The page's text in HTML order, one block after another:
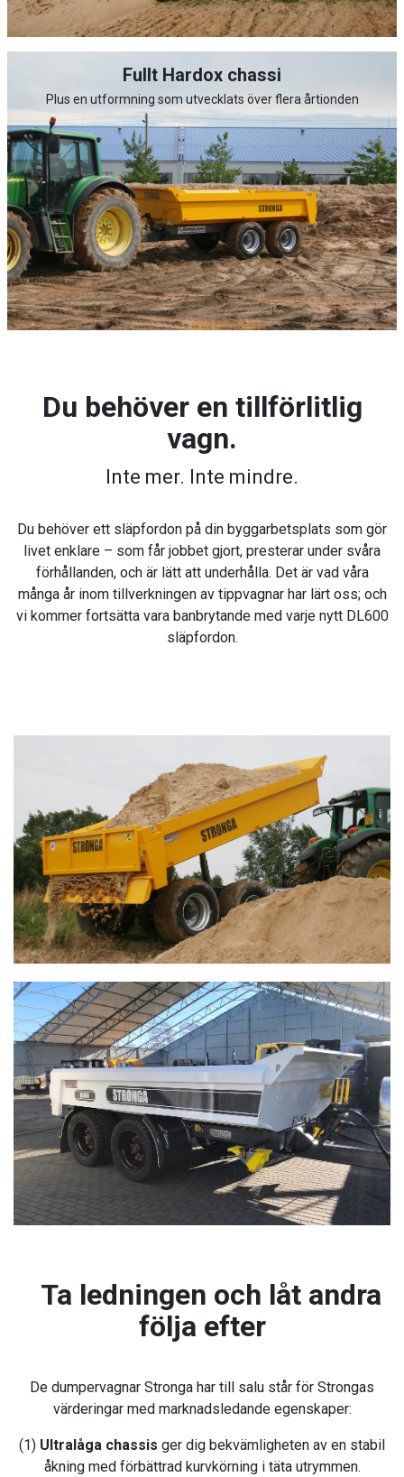
Fullt Hardox chassi
Plus en utformning som utvecklats över flera årtionden
Du behöver en tillförlitlig
vagn.
Inte mer. Inte mindre.
Du behöver ett släpfordon på din byggarbetsplats som gör
livet enklare – som får jobbet gjort, presterar under svåra
förhållanden, och är lätt att underhålla. Det är vad våra
många år inom tillverkningen av tippvagnar har lärt oss; och
vi kommer fortsätta vara banbrytande med varje nytt DL600
släpfordon.
Ta ledningen och låt andra
följa efter
De dumpervagnar Stronga har till salu står för Strongas
värderingar med marknadsledande egenskaper:
(1) Ultralåga chassis ger dig bekvämligheten av en stabil
åkning med förbättrad kurvkörning i täta utrymmen.